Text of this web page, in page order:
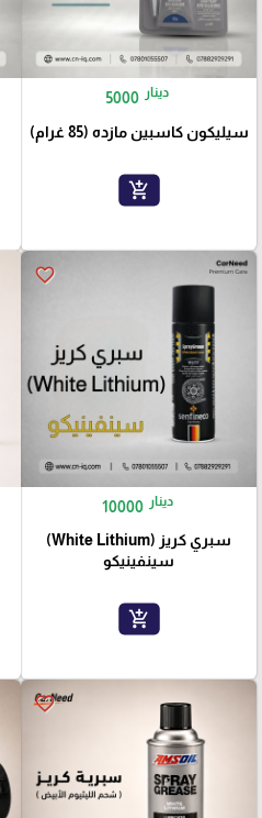
5000 دينار
سيليكون كاسبين مازده (85 غرام)
add_shopping_cart
favorite_border
10000 دينار
سبري كريز (White Lithium)
سينفينيكو
add_shopping_cart
favorite_border